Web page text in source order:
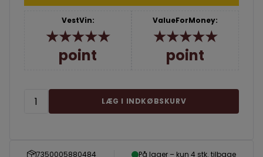
7350005880484 På lager – kun 4 stk. tilbage
VestVin:
★★★★★
point
ValueForMoney:
★★★★★
point
LÆG I INDKØBSKURV